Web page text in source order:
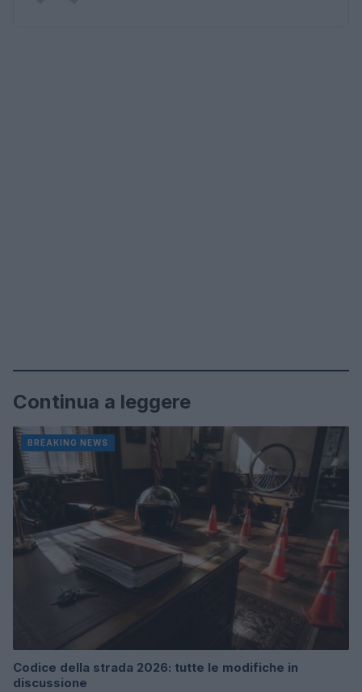
Continua a leggere
BREAKING NEWS
Codice della strada 2026: tutte le modifiche in
discussione